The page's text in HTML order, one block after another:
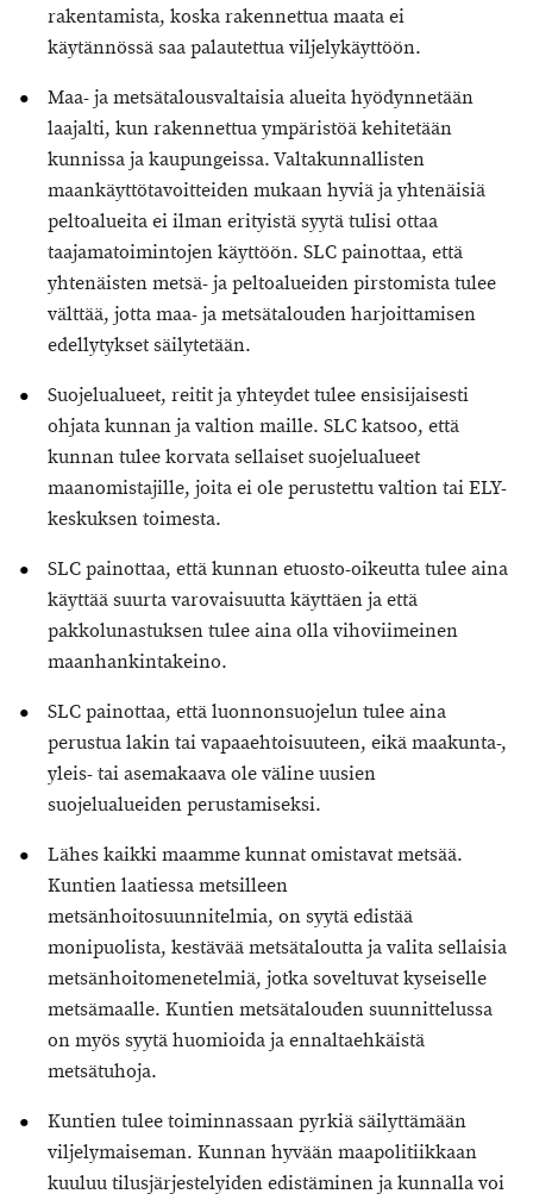
rakentamista, koska rakennettua maata ei
käytännössä saa palautettua viljelykäyttöön.
Maa- ja metsätalousvaltaisia alueita hyödynnetään
laajalti, kun rakennettua ympäristöä kehitetään
kunnissa ja kaupungeissa. Valtakunnallisten
maankäyttötavoitteiden mukaan hyviä ja yhtenäisiä
peltoalueita ei ilman erityistä syytä tulisi ottaa
taajamatoimintojen käyttöön. SLC painottaa, että
yhtenäisten metsä- ja peltoalueiden pirstomista tulee
välttää, jotta maa- ja metsätalouden harjoittamisen
edellytykset säilytetään.
Suojelualueet, reitit ja yhteydet tulee ensisijaisesti
ohjata kunnan ja valtion maille. SLC katsoo, että
kunnan tulee korvata sellaiset suojelualueet
maanomistajille, joita ei ole perustettu valtion tai ELY-
keskuksen toimesta.
SLC painottaa, että kunnan etuosto-oikeutta tulee aina
käyttää suurta varovaisuutta käyttäen ja että
pakkolunastuksen tulee aina olla vihoviimeinen
maanhankintakeino.
SLC painottaa, että luonnonsuojelun tulee aina
perustua lakin tai vapaaehtoisuuteen, eikä maakunta-,
yleis- tai asemakaava ole väline uusien
suojelualueiden perustamiseksi.
Lähes kaikki maamme kunnat omistavat metsää.
Kuntien laatiessa metsilleen
metsänhoitosuunnitelmia, on syytä edistää
monipuolista, kestävää metsätaloutta ja valita sellaisia
metsänhoitomenetelmiä, jotka soveltuvat kyseiselle
metsämaalle. Kuntien metsätalouden suunnittelussa
on myös syytä huomioida ja ennaltaehkäistä
metsätuhoja.
Kuntien tulee toiminnassaan pyrkiä säilyttämään
viljelymaiseman. Kunnan hyvään maapolitiikkaan
kuuluu tilusjärjestelyiden edistäminen ja kunnalla voi